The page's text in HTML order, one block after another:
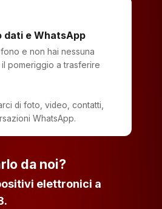
dati e WhatsApp
e non hai nessuna
pomeriggio a trasferire
di foto, video, contatti,
WhatsApp.
da noi?
elettronici a